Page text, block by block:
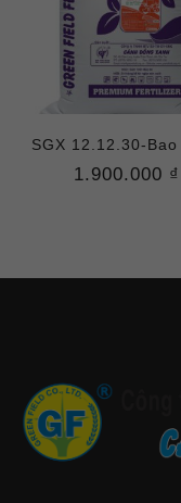
SGX 12.12.30-Bao
1.900.000 ₫